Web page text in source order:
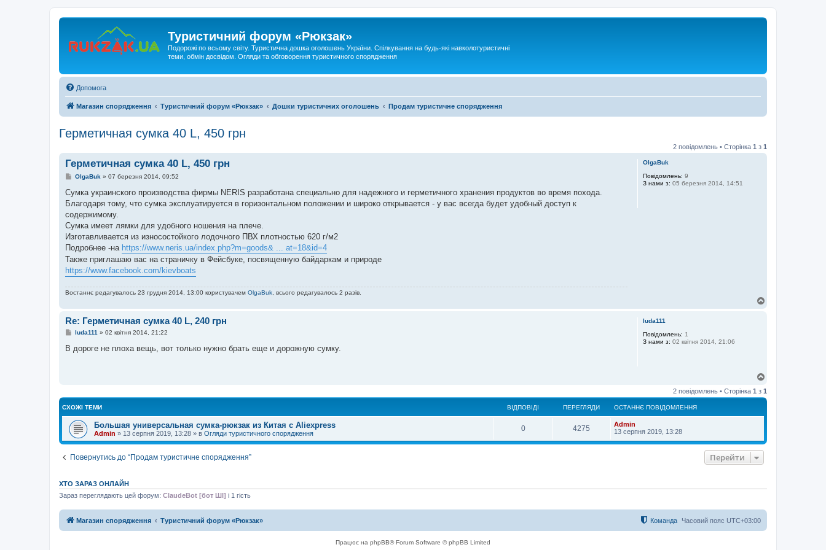
Туристичний форум «Рюкзак»
Подорожі по всьому світу. Туристична дошка оголошень України. Спілкування на будь-які навколотуристичні
теми, обмін досвідом. Огляди та обговорення туристичного спорядження
Допомога
Магазин спорядження Туристичний форум «Рюкзак» Дошки туристичних оголошень Продам туристичне спорядження
Герметичная сумка 40 L, 450 грн
2 повідомлень • Сторінка 1 з 1
OlgaBuk
Повідомлень: 9
З нами з: 05 березня 2014, 14:51
Герметичная сумка 40 L, 450 грн
П
в
і
д
о
м
л
е
н
я
OlgaBuk » 07 березня 2014, 09:52
Сумка украинского производства фирмы NERIS разработана специально для надежного и герметичного хранения продуктов во время похода.
Благодаря тому, что сумка эксплуатируется в горизонтальном положении и широко открывается - у вас всегда будет удобный доступ к
содержимому.
Сумка имеет лямки для удобного ношения на плече.
Изготавливается из износостойкого лодочного ПВХ плотностью 620 г/м2
Подробнее -на https://www.neris.ua/index.php?m=goods& ... at=18&id=4
Также приглашаю вас на страничку в Фейсбуке, посвященную байдаркам и природе
https://www.facebook.com/kievboats
Востаннє редагувалось 23 грудня 2014, 13:00 користувачем OlgaBuk , всього редагувалось 2 разів.
luda111
Повідомлень: 1
З нами з: 02 квітня 2014, 21:06
Re: Герметичная сумка 40 L, 240 грн
П
в
і
н
н
luda111 » 02 квітня 2014, 21:22
В дороге не плоха вещь, вот только нужно брать еще и дорожную сумку.
г
о
2 повідомлень • Сторінка 1 з 1
СХОЖІ ТЕМИ ВІДПОВІДІ ПЕРЕГЛЯДИ ОСТАННЄ ПОВІДОМЛЕННЯ
Большая универсальная сумка-рюкзак из Китая с Aliexpress
Admin » 13 серпня 2019, 13:28 » в Огляди туристичного спорядження
0 4275
Admin
13 серпня 2019, 13:28
Повернутись до “Продам туристичне спорядження” Перейти
ХТО ЗАРАЗ ОНЛАЙН
Зараз переглядають цей форум: ClaudeBot [бот ШІ] і 1 гість
Магазин спорядження Туристичний форум «Рюкзак» Часовий пояс UTC+03:00
Команда
Працює на phpBB® Forum Software © phpBB Limited